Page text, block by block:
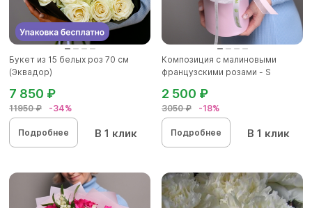
Букет из 15 белых роз 70 см
(Эквадор)
11950 ₽ -34%
7 850 ₽
Подробнее В 1 клик
Композиция с малиновыми
французскими розами - S
3050 ₽ -18%
2 500 ₽
Подробнее В 1 клик